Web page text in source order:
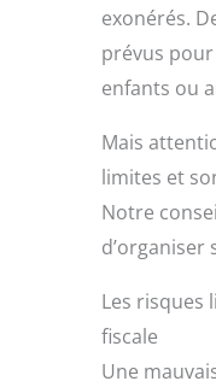
exonérés.
prévus
enfants ou
Mais
limites et
Notre
d’organiser
Les risques
fiscale
Une